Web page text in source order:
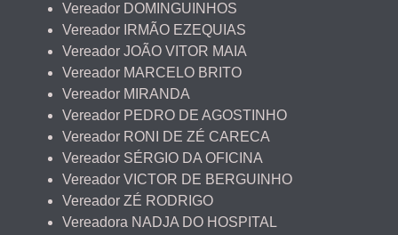
Vereador DOMINGUINHOS
Vereador IRMÃO EZEQUIAS
Vereador JOÃO VITOR MAIA
Vereador MARCELO BRITO
Vereador MIRANDA
Vereador PEDRO DE AGOSTINHO
Vereador RONI DE ZÉ CARECA
Vereador SÉRGIO DA OFICINA
Vereador VICTOR DE BERGUINHO
Vereador ZÉ RODRIGO
Vereadora NADJA DO HOSPITAL